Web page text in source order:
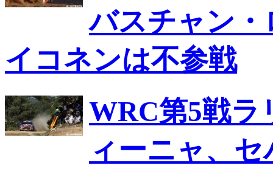
バスチャン
イコネンは不参戦
WRC第5戦ラ
ィーニャ、